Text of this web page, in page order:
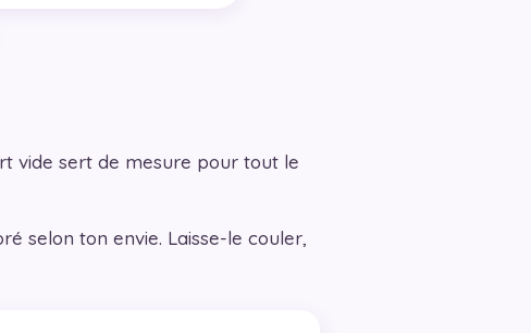
vide sert de mesure pour tout le
selon ton envie. Laisse-le couler,